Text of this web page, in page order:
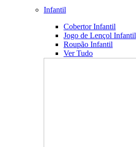
Infantil
Cobertor Infantil
Jogo de Lençol Infantil
Roupão Infantil
Ver Tudo